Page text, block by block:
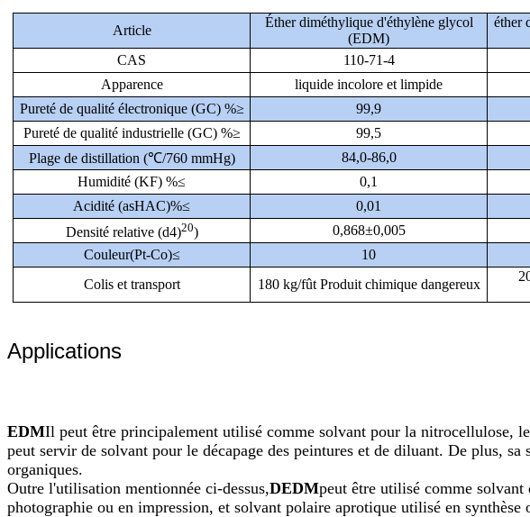
Article
Éther diméthylique d'éthylène glycol
(EDM)
éther
CAS
110-71-4
Apparence
liquide incolore et limpide
Pureté de qualité électronique (GC) %≥
99,9
Pureté de qualité industrielle (GC) %≥
99,5
Plage de distillation (℃/760 mmHg)
84,0-86,0
Humidité (KF) %≤
0,1
Acidité (asHAC)%≤
0,01
Densité relative (d4)20) 0,868±0,005
Couleur(Pt-Co)≤
10
Colis et transport
180 kg/fût Produit chimique dangereux
Applications
EDMIl peut être principalement utilisé comme solvant pour la nitrocellulose,
peut servir de solvant pour le décapage des peintures et de diluant. De plus,
organiques.
Outre l'utilisation mentionnée ci-dessus,DEDMpeut être utilisé comme
photographie ou en impression, et solvant polaire aprotique utilisé en synthèse